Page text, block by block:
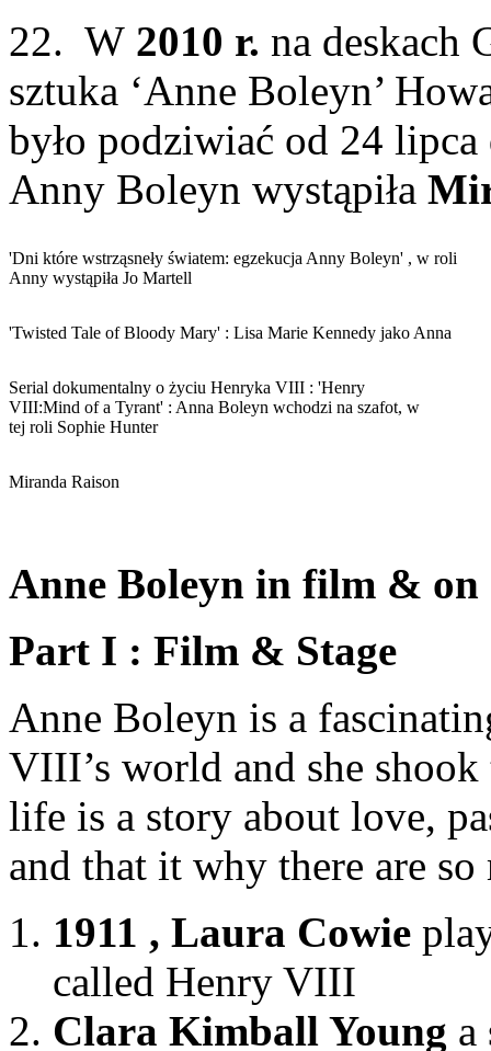
22. W 2010 r. na deskach
sztuka ‘Anne Boleyn’
było podziwiać od 24
Anny Boleyn wystąpiła
'Dni które wstrząsneły światem: egzekucja Anny Boleyn' , w roli
Anny wystąpiła Jo Martell
'Twisted Tale of Bloody Mary' : Lisa Marie Kennedy jako Anna
Serial dokumentalny o życiu Henryka VIII : 'Henry
VIII:Mind of a Tyrant' : Anna Boleyn wchodzi na szafot, w
tej roli Sophie Hunter
Miranda Raison
Anne Boleyn in film & on
Part I : Film & Stage
Anne Boleyn is a
VIII’s world and she
life is a story about love,
and that it why there are
1911 , Laura Cowie
called Henry VIII
Clara Kimball Young a